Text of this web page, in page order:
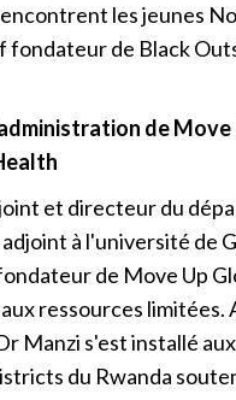
les jeunes
de Black
de Move
et directeur du
à l'université
de Move Up
ressources
Manzi s'est installé
du Rwanda